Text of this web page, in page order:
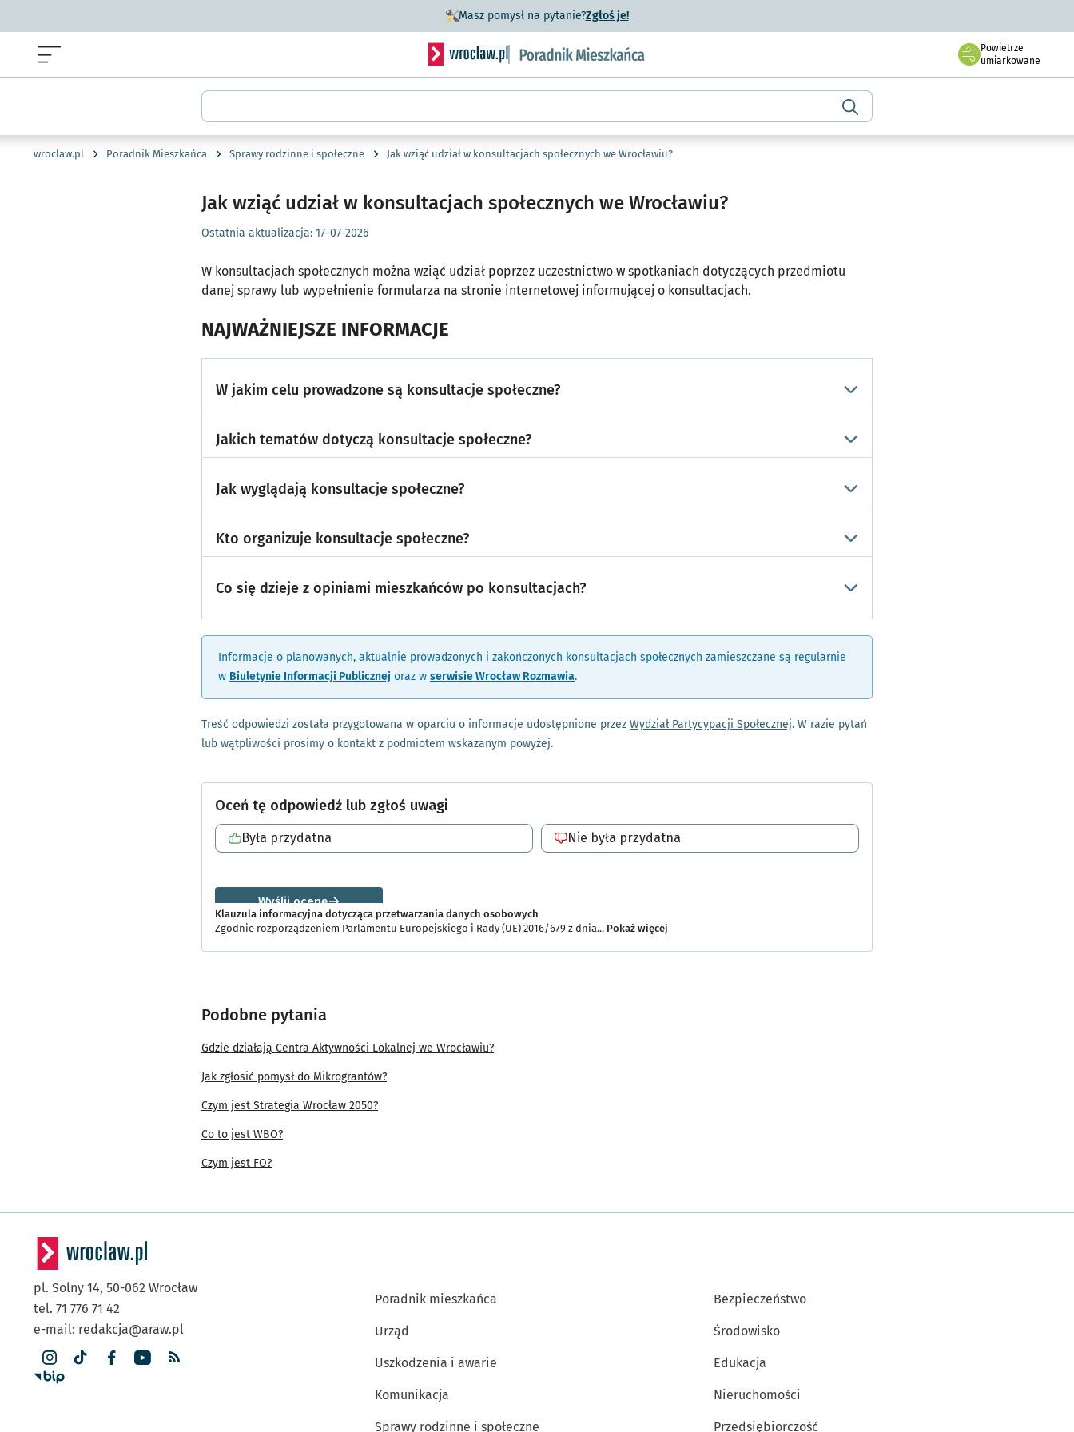
Masz pomysł na pytanie?Zgłoś je!- otworzy się w nowej karcie
Serwis informacyjny wroclaw.pl podserwis: Poradnik mieszkańca
Powietrze
we Wrocławiu
umiarkowane
Wyszukiwarka
wroclaw.pl Poradnik Mieszkańca Sprawy rodzinne i społeczne Jak wziąć udział w konsultacjach społecznych we Wrocławiu?
Jak wziąć udział w konsultacjach społecznych we Wrocławiu?
Ostatnia aktualizacja: 17-07-2026
W konsultacjach społecznych można wziąć udział poprzez uczestnictwo w spotkaniach dotyczących przedmiotu
danej sprawy lub wypełnienie formularza na stronie internetowej informującej o konsultacjach.
NAJWAŻNIEJSZE INFORMACJE
W jakim celu prowadzone są konsultacje społeczne?
Jakich tematów dotyczą konsultacje społeczne?
Jak wyglądają konsultacje społeczne?
Kto organizuje konsultacje społeczne?
Co się dzieje z opiniami mieszkańców po konsultacjach?
Informacje o planowanych, aktualnie prowadzonych i zakończonych konsultacjach społecznych zamieszczane są regularnie
w Biuletynie Informacji Publicznej oraz w serwisie Wrocław Rozmawia.
Treść odpowiedzi została przygotowana w oparciu o informacje udostępnione przez Wydział Partycypacji Społecznej. W razie pytań
lub wątpliwości prosimy o kontakt z podmiotem wskazanym powyżej.
Klauzula informacyjna dotycząca przetwarzania danych osobowych
Zgodnie rozporządzeniem Parlamentu Europejskiego i Rady (UE) 2016/679 z dnia... Pokaż więcej
1. Administratorem Pani/Pana danych osobowych jest Agencja Rozwoju Aglomeracji Wrocławskiej S.A. z siedzibą we Wrocławiu, pl.
Solny 14, 50-062 Wrocław (dalej „Administrator”).
2. W sprawach związanych z przetwarzaniem Pani/Pana danych przez Administratora można kontaktować się z wykorzystaniem
3. Pani/Pana dane będą przetwarzane w celu obsługi zgłoszenia uwag do Poradnika Mieszkańca.
4. Administrator przetwarza dane osobowe przekazane dobrowolnie przez użytkownika w treści formularza uwag na podstawie art. 6
ust. 1 lit. f RODO, tj. prawnie uzasadnionego interesu administratora polegającego na obsłudze zgłoszeń i poprawie funkcjonowania
kontrahentów Administratora, którzy otrzymają Pani/Pana dane osobowe w zakresie niezbędnym do umożliwienia tym
6. Dane osobowe nie będą przekazywane do państwa trzeciego lub organizacji międzynarodowej.
7. Pani/Pana dane osobowe będą przetwarzane przez Administratora do momentu zakończenia realizacji celów wskazanych w pkt. 3.
celów wykazania zgodności z przepisami prawa, przez okres do czasu upływu przewidzianych prawem terminów przedawnienia
Podobne pytania
Gdzie działają Centra Aktywności Lokalnej we Wrocławiu?
Jak zgłosić pomysł do Mikrograntów?
Czym jest Strategia Wrocław 2050?
Co to jest WBO?
Czym jest FO?
pl. Solny 14, 50-062 Wrocław
tel. 71 776 71 42
e-mail: redakcja@araw.pl
Poradnik mieszkańca
Urząd
Uszkodzenia i awarie
Komunikacja
Sprawy rodzinne i społeczne
Bezpieczeństwo
Środowisko
Edukacja
Nieruchomości
Przedsiębiorczość